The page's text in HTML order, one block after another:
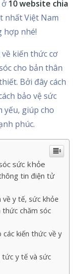
10 website chia
nhất Việt Nam
hợp nhé!
kiến thức cơ
cho bản thân
Bởi đây cách
bảo vệ sức
yếu, giúp cho
phúc.
sức khỏe
tin điện tử
y tế, sức khỏe
thức chăm sóc
kiến thức về y
tức y tế và sức